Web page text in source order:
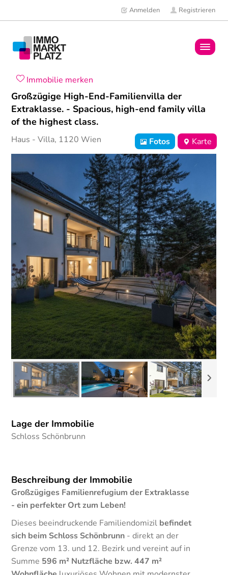
Anmelden Registrieren
Immobilien
Mitglieder
News
Immobilie merken
Großzügige High-End-Familienvilla der
Extraklasse. - Spacious, high-end family villa
of the highest class.
Haus - Villa, 1120 Wien Fotos Karte
Lage der Immobilie
Schloss Schönbrunn
Beschreibung der Immobilie
Großzügiges Familienrefugium der Extraklasse
- ein perfekter Ort zum Leben!
Dieses beeindruckende Familiendomizil befindet
sich beim Schloss Schönbrunn - direkt an der
Grenze vom 13. und 12. Bezirk und vereint auf in
Summe 596 m² Nutzfläche bzw. 447 m²